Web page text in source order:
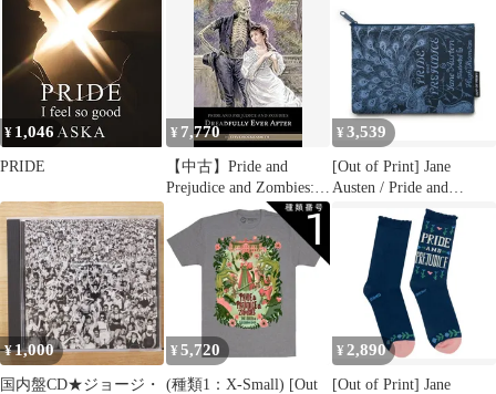
Zombies Womens
Relaxed Fit Tee (Heather
Grey) - 高慢と偏見とゾ
ンビ Tシャツ
WITHOUT PREJUDICE
VOL.1
【ESCA5160/498801051
6024】H21985
Women's Relaxed Fit Tee
(Heather White) - 高慢と
偏見 リラックス フィッ
ト Tシャツ
¥ 1,046
PRIDE
¥ 7,770
【中古】Pride and
Prejudice and Zombies:
Dreadfully Ever After
(Pride and Prej. and
Zombies) [洋書]
¥ 3,539
[Out of Print] Jane
Austen / Pride and
Prejudice Pouch (Navy) -
高慢と偏見 ポーチ
¥1,000
国内盤CD★ジョージ・
¥ 5,720
(種類1：X-Small) [Out
¥ 2,890
[Out of Print] Jane